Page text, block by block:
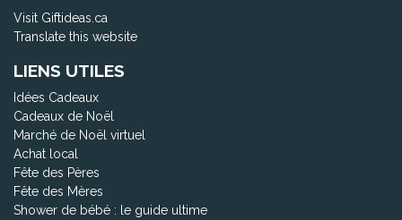
Visit Giftideas.ca
Translate this website
LIENS UTILES
Idées Cadeaux
Cadeaux de Noël
Marché de Noël virtuel
Achat local
Fête des Pères
Fête des Mères
Shower de bébé : le guide ultime